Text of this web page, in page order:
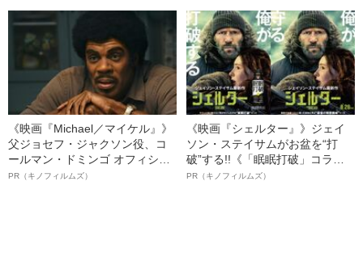
ト”が生み出した徹底ケアとは
《映画『Michael／マイケル』》
父ジョセフ・ジャクソン役、コ
ールマン・ドミンゴ オフィシャ
ルインタビュー“観客を魅了した
PR（キノフィルムズ）
《映画『シェルター』》ジェイ
ソン・ステイサムがお盆を“打
破”する!!《「眠眠打破」コラ
ボ》
PR（キノフィルムズ）